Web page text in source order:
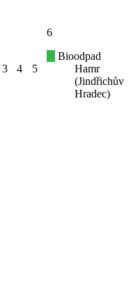
3 4 5
6
Bioodpad
Hamr
(Jindřichův
Hradec)